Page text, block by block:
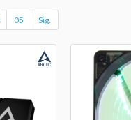
05 Sig.